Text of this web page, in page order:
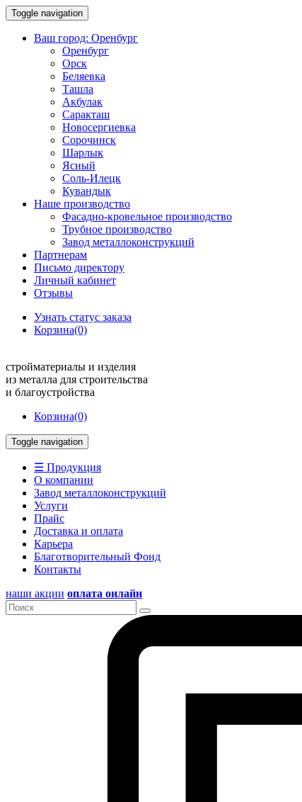
Toggle navigation
Ваш город: Оренбург
Оренбург
Орск
Беляевка
Ташла
Акбулак
Саракташ
Новосергиевка
Сорочинск
Шарлык
Ясный
Соль-Илецк
Кувандык
Наше производство
Фасадно-кровельное производство
Трубное производство
Завод металлоконструкций
Партнерам
Письмо директору
Личный кабинет
Отзывы
Узнать статус заказа
Корзина(0)
стройматериалы и изделия
из металла для строительства
и благоустройства
Корзина(0)
Toggle navigation
☰ Продукция
О компании
Завод металлоконструкций
Услуги
Прайс
Доставка и оплата
Карьера
Благотворительный Фонд
Контакты
наши акции оплата онлайн